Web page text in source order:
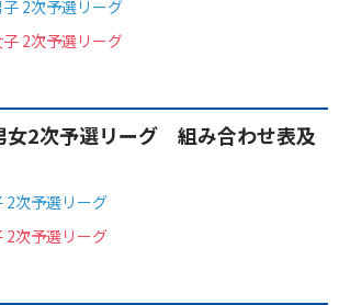
2次予選リーグ
2次予選リーグ
女2次予選リーグ 組み合わせ表及
2次予選リーグ
2次予選リーグ